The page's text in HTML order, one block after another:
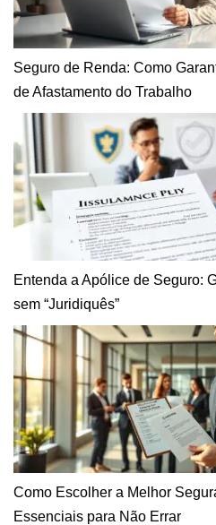
Seguro de Renda: Como
de Afastamento do Trabalho
Entenda a Apólice de Seguro:
sem “Juridiquês”
Como Escolher a Melhor
Essenciais para Não Errar